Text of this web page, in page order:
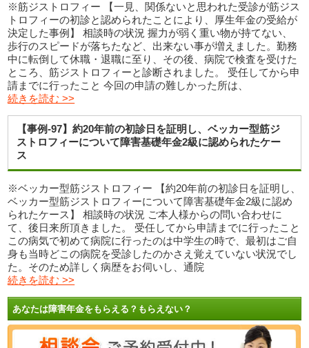
※筋ジストロフィー 【一見、関係ないと思われた受診が筋ジス
トロフィーの初診と認められたことにより、厚生年金の受給が
決定した事例】 相談時の状況 握力が弱く重い物が持てない、
歩行のスピードが落ちたなど、出来ない事が増えました。勤務
中に転倒して休職・退職に至り、その後、病院で検査を受けた
ところ、筋ジストロフィーと診断されました。 受任してから申
請までに行ったこと 今回の申請の難しかった所は、
続きを読む >>
【事例-97】約20年前の初診日を証明し、ベッカー型筋ジ
ストロフィーについて障害基礎年金2級に認められたケー
ス
※ベッカー型筋ジストロフィー 【約20年前の初診日を証明し、
ベッカー型筋ジストロフィーについて障害基礎年金2級に認め
られたケース】 相談時の状況 ご本人様からの問い合わせに
て、後日来所頂きました。 受任してから申請までに行ったこと
この病気で初めて病院に行ったのは中学生の時で、最初はご自
身も当時どこの病院を受診したのかさえ覚えていない状況でし
た。そのため詳しく病歴をお伺いし、通院
続きを読む >>
あなたは障害年金をもらえる？もらえない？